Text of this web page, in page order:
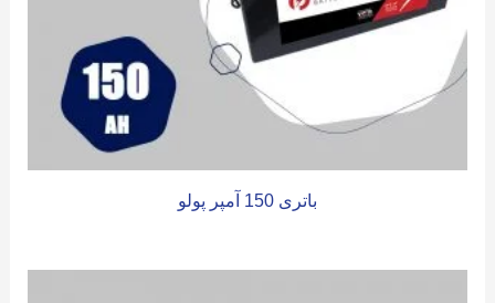
باتری 150 آمپر پولو